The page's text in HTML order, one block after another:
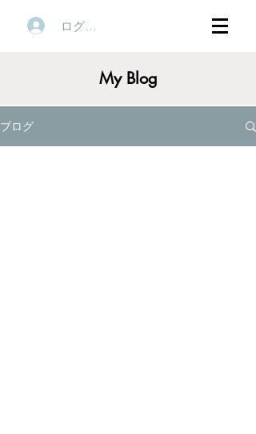
ログイン
My Blog
ブログ